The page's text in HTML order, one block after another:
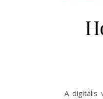
A digitális